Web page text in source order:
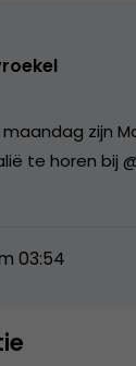
zijn
te horen bij
03:54